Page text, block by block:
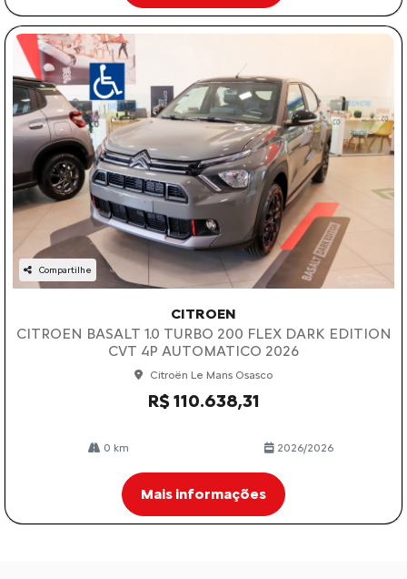
Compartilhe
CITROEN
CITROEN BASALT 1.0 TURBO 200 FLEX DARK EDITION
CVT 4P AUTOMATICO 2026
Citroën Le Mans Osasco
R$ 110.638,31
0 km 2026/2026
Mais informações